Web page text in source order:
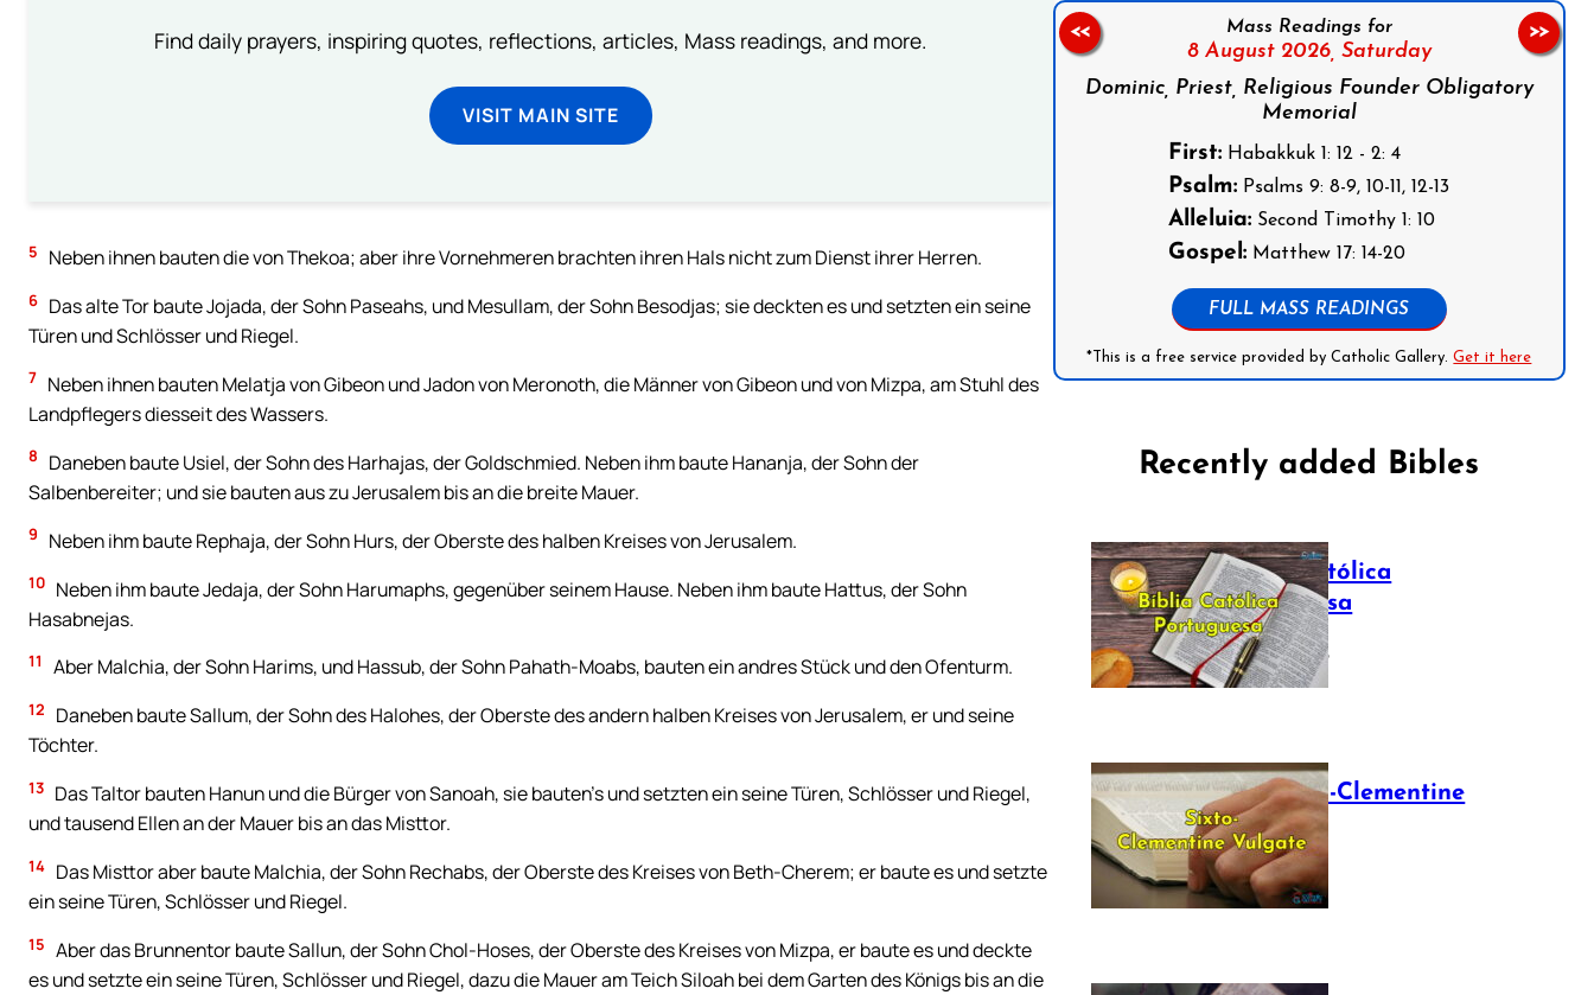
Find daily prayers, inspiring quotes, reflections, articles, Mass readings, and more.
VISIT MAIN SITE
5 Neben ihnen bauten die von Thekoa; aber ihre Vornehmeren brachten ihren Hals nicht zum Dienst ihrer Herren.
6 Das alte Tor baute Jojada, der Sohn Paseahs, und Mesullam, der Sohn Besodjas; sie deckten es und setzten ein seine
Türen und Schlösser und Riegel.
7 Neben ihnen bauten Melatja von Gibeon und Jadon von Meronoth, die Männer von Gibeon und von Mizpa, am Stuhl des
Landpflegers diesseit des Wassers.
8
Daneben baute Usiel, der Sohn des Harhajas, der Goldschmied. Neben ihm baute Hananja, der Sohn der
Salbenbereiter; und sie bauten aus zu Jerusalem bis an die breite Mauer.
9 Neben ihm baute Rephaja, der Sohn Hurs, der Oberste des halben Kreises von Jerusalem.
10 Neben ihm baute Jedaja, der Sohn Harumaphs, gegenüber seinem Hause. Neben ihm baute Hattus, der Sohn
Hasabnejas.
11 Aber Malchia, der Sohn Harims, und Hassub, der Sohn Pahath-Moabs, bauten ein andres Stück und den Ofenturm.
12
Daneben baute Sallum, der Sohn des Halohes, der Oberste des andern halben Kreises von Jerusalem, er und seine
Töchter.
13 Das Taltor bauten Hanun und die Bürger von Sanoah, sie bauten’s und setzten ein seine Türen, Schlösser und Riegel,
und tausend Ellen an der Mauer bis an das Misttor.
14 Das Misttor aber baute Malchia, der Sohn Rechabs, der Oberste des Kreises von Beth-Cherem; er baute es und setzte
ein seine Türen, Schlösser und Riegel.
15 Aber das Brunnentor baute Sallun, der Sohn Chol-Hoses, der Oberste des Kreises von Mizpa, er baute es und deckte
es und setzte ein seine Türen, Schlösser und Riegel, dazu die Mauer am Teich Siloah bei dem Garten des Königs bis an die
Mass Readings for
8 August 2026, Saturday
Dominic, Priest, Religious Founder Obligatory
Memorial
First: Habakkuk 1: 12 - 2: 4
Psalm: Psalms 9: 8-9, 10-11, 12-13
Alleluia: Second Timothy 1: 10
Gospel: Matthew 17: 14-20
FULL MASS READINGS
*This is a free service provided by Catholic Gallery.Get it here
<< >>
Recently added Bibles
Bíblia Católica
Portuguesa
July 16, 2025
The Sixto-Clementine
Vulgate
July 12, 2025